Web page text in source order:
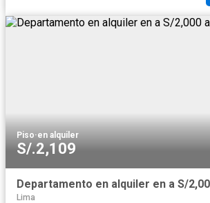
Piso·en alquiler
S/.2,109
Departamento en alquiler en a S/
Lima